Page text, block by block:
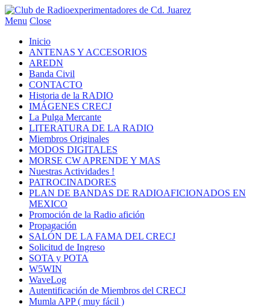
Menu Close
Inicio
ANTENAS Y ACCESORIOS
AREDN
Banda Civil
CONTACTO
Historia de la RADIO
IMÁGENES CRECJ
La Pulga Mercante
LITERATURA DE LA RADIO
Miembros Originales
MODOS DIGITALES
MORSE CW APRENDE Y MAS
Nuestras Actividades !
PATROCINADORES
PLAN DE BANDAS DE RADIOAFICIONADOS EN
MEXICO
Promoción de la Radio afición
Propagación
SALÓN DE LA FAMA DEL CRECJ
Solicitud de Ingreso
SOTA y POTA
W5WIN
WaveLog
Autentificación de Miembros del CRECJ
Mumla APP ( muy fácil )